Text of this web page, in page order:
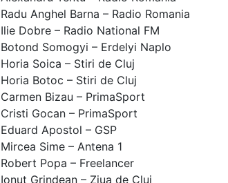
Radu Anghel Barna – Radio Romania
Ilie Dobre – Radio National FM
Botond Somogyi – Erdelyi Naplo
Horia Soica – Stiri de Cluj
Horia Botoc – Stiri de Cluj
Carmen Bizau – PrimaSport
Cristi Gocan – PrimaSport
Eduard Apostol – GSP
Mircea Sime – Antena 1
Robert Popa – Freelancer
Ionut Grindean – Ziua de Cluj